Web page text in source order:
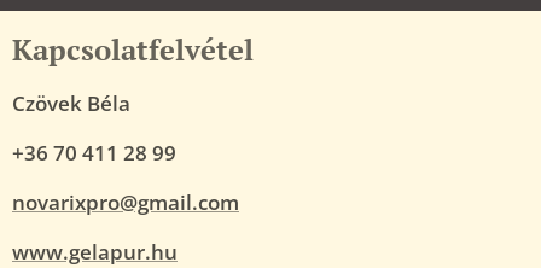
Kapcsolatfelvétel
Czövek Béla
+36 70 411 28 99
novarixpro@gmail.com
www.gelapur.hu